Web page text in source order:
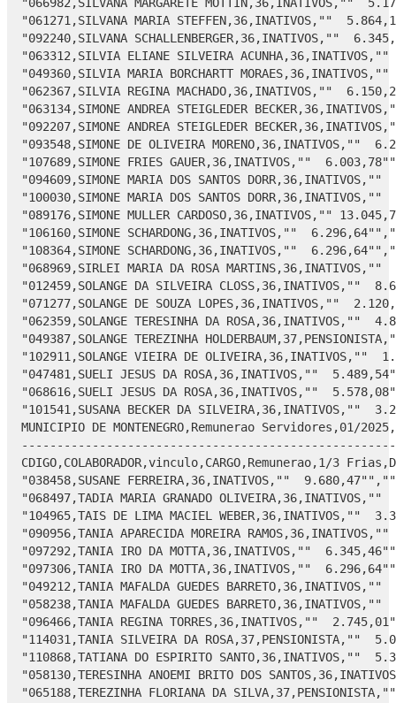
DIA MARIA GRANADO
"104965,TAIS DE LIMA MACIEL
"090956,TANIA APARECIDA MOREIRA
"097292,TANIA IRO DA MOTTA,36,INATIVOS,""
"097306,TANIA IRO DA MOTTA,36,INATIVOS,""
"049212,TANIA MAFALDA GUEDES
"058238,TANIA MAFALDA GUEDES
"096466,TANIA REGINA
"114031,TANIA SILVEIRA DA
"110868,TATIANA DO ESPIRITO
"058130,TERESINHA ANOEMI BRITO DOS
"065188,TEREZINHA FLORIANA DA